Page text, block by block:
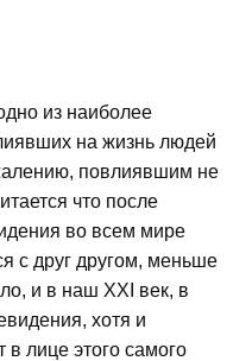
из наиболее
на жизнь людей
повлиявшим не
что после
во всем мире
с друг другом, меньше
и в наш ХХI век, в
хотя и
в лице этого самого